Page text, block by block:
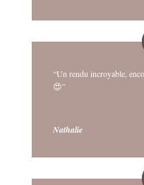
“Un rendu incroyable,
😍”
Nathalie